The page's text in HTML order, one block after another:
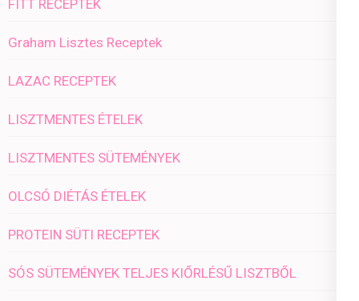
FITT RECEPTEK
Graham Lisztes Receptek
LAZAC RECEPTEK
LISZTMENTES ÉTELEK
LISZTMENTES SÜTEMÉNYEK
OLCSÓ DIÉTÁS ÉTELEK
PROTEIN SÜTI RECEPTEK
SÓS SÜTEMÉNYEK TELJES KIŐRLÉSŰ LISZTBŐL